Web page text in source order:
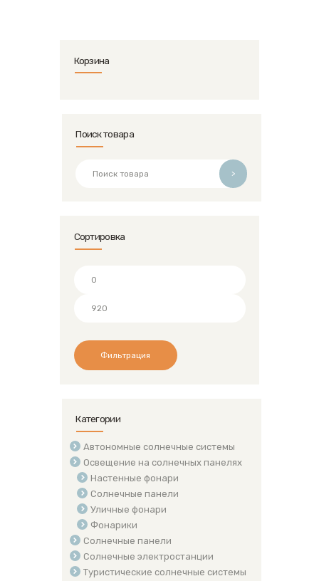
Корзина
Поиск товара
>
Сортировка
Минимальная
Максимальная
Фильтрация
Категории
Автономные солнечные системы
Освещение на солнечных панелях
Настенные фонари
Солнечные панели
Уличные фонари
Фонарики
Солнечные панели
Солнечные электростанции
Туристические солнечные системы